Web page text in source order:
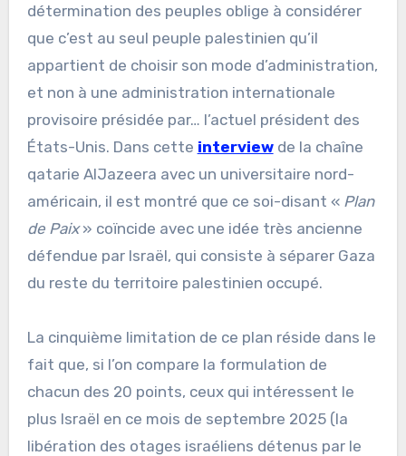
détermination des peuples oblige à considérer
que c’est au seul peuple palestinien qu’il
appartient de choisir son mode d’administration,
et non à une administration internationale
provisoire présidée par… l’actuel président des
États-Unis. Dans cette interviewde la chaîne
qatarie AlJazeera avec un universitaire nord-
américain, il est montré que ce soi-disant « Plan
de Paix» coïncide avec une idée très ancienne
défendue par Israël, qui consiste à séparer Gaza
du reste du territoire palestinien occupé.
La cinquième limitation de ce plan réside dans le
fait que, si l’on compare la formulation de
chacun des 20 points, ceux qui intéressent le
plus Israël en ce mois de septembre 2025 (la
libération des otages israéliens détenus par le